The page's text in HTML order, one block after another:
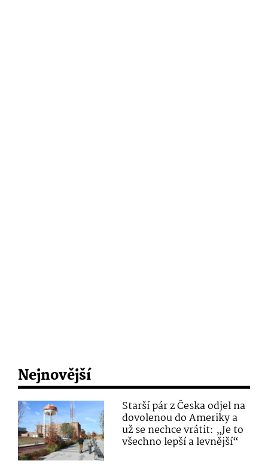
Nejnovější
Starší pár z Česka odjel na
dovolenou do Ameriky a
už se nechce vrátit: „Je to
všechno lepší a levnější“